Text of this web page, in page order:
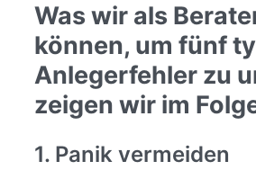
Was wir als
können, um fünf
Anlegerfehler zu
zeigen wir im
1. Panik vermeiden